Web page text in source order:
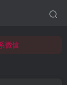
信
微信